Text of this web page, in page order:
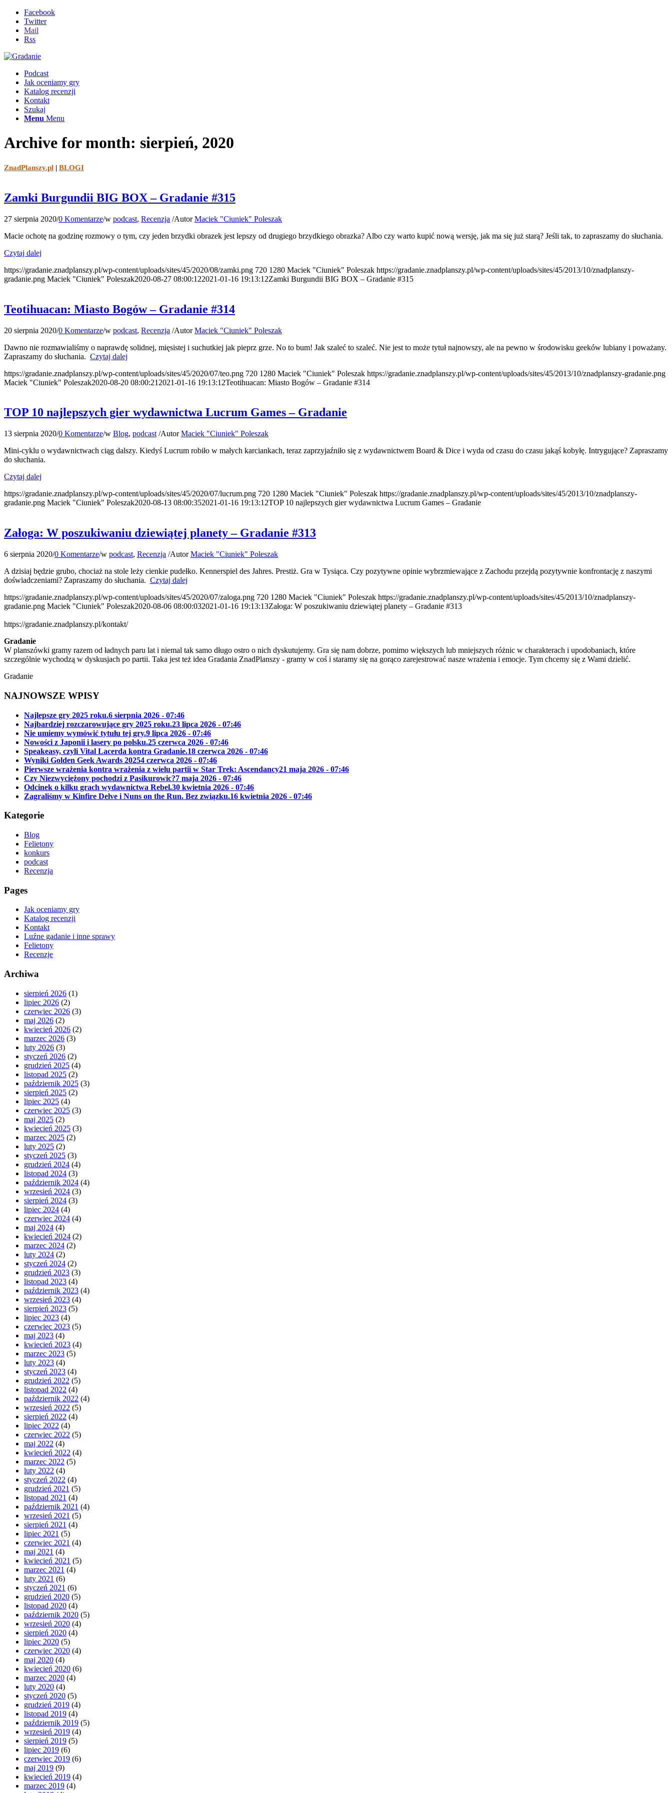
Facebook
Twitter
Mail
Rss
Podcast
Jak oceniamy gry
Katalog recenzji
Kontakt
Szukaj
Menu Menu
Archive for month: sierpień, 2020
ZnadPlanszy.pl | BLOGI
Zamki Burgundii BIG BOX – Gradanie #315
27 sierpnia 2020/0 Komentarze/w podcast, Recenzja /AutorMaciek "Ciuniek" Poleszak
Macie ochotę na godzinę rozmowy o tym, czy jeden brzydki obrazek jest lepszy od drugiego brzydkiego obrazka? Albo czy warto kupić nową wersję, jak ma się już starą? Jeśli tak, to zapraszamy do słuchania.
Czytaj dalej
https://gradanie.znadplanszy.pl/wp-content/uploads/sites/45/2020/08/zamki.png 720 1280 Maciek "Ciuniek" Poleszak https://gradanie.znadplanszy.pl/wp-content/uploads/sites/45/2013/10/znadplanszy-
gradanie.png Maciek "Ciuniek" Poleszak2020-08-27 08:00:122021-01-16 19:13:12Zamki Burgundii BIG BOX – Gradanie #315
Teotihuacan: Miasto Bogów – Gradanie #314
20 sierpnia 2020/0 Komentarze/w podcast, Recenzja /AutorMaciek "Ciuniek" Poleszak
Dawno nie rozmawialiśmy o naprawdę solidnej, mięsistej i suchutkiej jak pieprz grze. No to bum! Jak szaleć to szaleć. Nie jest to może tytuł najnowszy, ale na pewno w środowisku geeków lubiany i poważany.
Zapraszamy do słuchania. Czytaj dalej
https://gradanie.znadplanszy.pl/wp-content/uploads/sites/45/2020/07/teo.png 720 1280 Maciek "Ciuniek" Poleszak https://gradanie.znadplanszy.pl/wp-content/uploads/sites/45/2013/10/znadplanszy-gradanie.png
Maciek "Ciuniek" Poleszak2020-08-20 08:00:21 2021-01-16 19:13:12Teotihuacan: Miasto Bogów – Gradanie #314
TOP 10 najlepszych gier wydawnictwa Lucrum Games – Gradanie
13 sierpnia 2020/0 Komentarze/w Blog, podcast /AutorMaciek "Ciuniek" Poleszak
Mini-cyklu o wydawnictwach ciąg dalszy. Kiedyś Lucrum robiło w małych karciankach, teraz zaprzyjaźniło się z wydawnictwem Board & Dice i wyda od czasu do czasu jakąś kobyłę. Intrygujące? Zapraszamy
do słuchania.
Czytaj dalej
https://gradanie.znadplanszy.pl/wp-content/uploads/sites/45/2020/07/lucrum.png 720 1280 Maciek "Ciuniek" Poleszak https://gradanie.znadplanszy.pl/wp-content/uploads/sites/45/2013/10/znadplanszy-
gradanie.png Maciek "Ciuniek" Poleszak2020-08-13 08:00:352021-01-16 19:13:12TOP 10 najlepszych gier wydawnictwa Lucrum Games – Gradanie
Załoga: W poszukiwaniu dziewiątej planety – Gradanie #313
6 sierpnia 2020/0 Komentarze/w podcast, Recenzja /AutorMaciek "Ciuniek" Poleszak
A dzisiaj będzie grubo, chociaż na stole leży cienkie pudełko. Kennerspiel des Jahres. Prestiż. Gra w Tysiąca. Czy pozytywne opinie wybrzmiewające z Zachodu przejdą pozytywnie konfrontację z naszymi
doświadczeniami? Zapraszamy do słuchania. Czytaj dalej
https://gradanie.znadplanszy.pl/wp-content/uploads/sites/45/2020/07/zaloga.png 720 1280 Maciek "Ciuniek" Poleszak https://gradanie.znadplanszy.pl/wp-content/uploads/sites/45/2013/10/znadplanszy-
gradanie.png Maciek "Ciuniek" Poleszak2020-08-06 08:00:032021-01-16 19:13:13Załoga: W poszukiwaniu dziewiątej planety – Gradanie #313
https://gradanie.znadplanszy.pl/kontakt/
Gradanie
W planszówki gramy razem od ładnych paru lat i niemal tak samo długo ostro o nich dyskutujemy. Gra się nam dobrze, pomimo większych lub mniejszych różnic w charakterach i upodobaniach, które
szczególnie wychodzą w dyskusjach po partii. Taka jest też idea Gradania ZnadPlanszy - gramy w coś i staramy się na gorąco zarejestrować nasze wrażenia i emocje. Tym chcemy się z Wami dzielić.
Gradanie
NAJNOWSZE WPISY
Najlepsze gry 2025 roku.6 sierpnia 2026 - 07:46
Najbardziej rozczarowujące gry 2025 roku.23 lipca 2026 - 07:46
Nie umiemy wymówić tytułu tej gry.9 lipca 2026 - 07:46
Nowości z Japonii i lasery po polsku.25 czerwca 2026 - 07:46
Speakeasy, czyli Vital Lacerda kontra Gradanie.18 czerwca 2026 - 07:46
Wyniki Golden Geek Awards 20254 czerwca 2026 - 07:46
Pierwsze wrażenia kontra wrażenia z wielu partii w Star Trek: Ascendancy21 maja 2026 - 07:46
Czy Niezwyciężony pochodzi z Pasikurowic?7 maja 2026 - 07:46
Odcinek o kilku grach wydawnictwa Rebel.30 kwietnia 2026 - 07:46
Zagraliśmy w Kinfire Delve i Nuns on the Run. Bez związku.16 kwietnia 2026 - 07:46
Kategorie
Blog
Felietony
konkurs
podcast
Recenzja
Pages
Jak oceniamy gry
Katalog recenzji
Kontakt
Luźne gadanie i inne sprawy
Felietony
Recenzje
Archiwa
sierpień 2026 (1)
lipiec 2026 (2)
czerwiec 2026 (3)
maj 2026 (2)
kwiecień 2026 (2)
marzec 2026 (3)
luty 2026 (3)
styczeń 2026 (2)
grudzień 2025 (4)
listopad 2025 (2)
październik 2025 (3)
sierpień 2025 (2)
lipiec 2025 (4)
czerwiec 2025 (3)
maj 2025 (2)
kwiecień 2025 (3)
marzec 2025 (2)
luty 2025 (2)
styczeń 2025 (3)
grudzień 2024 (4)
listopad 2024 (3)
październik 2024 (4)
wrzesień 2024 (3)
sierpień 2024 (3)
lipiec 2024 (4)
czerwiec 2024 (4)
maj 2024 (4)
kwiecień 2024 (2)
marzec 2024 (2)
luty 2024 (2)
styczeń 2024 (2)
grudzień 2023 (3)
listopad 2023 (4)
październik 2023 (4)
wrzesień 2023 (4)
sierpień 2023 (5)
lipiec 2023 (4)
czerwiec 2023 (5)
maj 2023 (4)
kwiecień 2023 (4)
marzec 2023 (5)
luty 2023 (4)
styczeń 2023 (4)
grudzień 2022 (5)
listopad 2022 (4)
październik 2022 (4)
wrzesień 2022 (5)
sierpień 2022 (4)
lipiec 2022 (4)
czerwiec 2022 (5)
maj 2022 (4)
kwiecień 2022 (4)
marzec 2022 (5)
luty 2022 (4)
styczeń 2022 (4)
grudzień 2021 (5)
listopad 2021 (4)
październik 2021 (4)
wrzesień 2021 (5)
sierpień 2021 (4)
lipiec 2021 (5)
czerwiec 2021 (4)
maj 2021 (4)
kwiecień 2021 (5)
marzec 2021 (4)
luty 2021 (6)
styczeń 2021 (6)
grudzień 2020 (5)
listopad 2020 (4)
październik 2020 (5)
wrzesień 2020 (4)
sierpień 2020 (4)
lipiec 2020 (5)
czerwiec 2020 (4)
maj 2020 (4)
kwiecień 2020 (6)
marzec 2020 (4)
luty 2020 (4)
styczeń 2020 (5)
grudzień 2019 (4)
listopad 2019 (4)
październik 2019 (5)
wrzesień 2019 (4)
sierpień 2019 (5)
lipiec 2019 (6)
czerwiec 2019 (6)
maj 2019 (9)
kwiecień 2019 (4)
marzec 2019 (4)